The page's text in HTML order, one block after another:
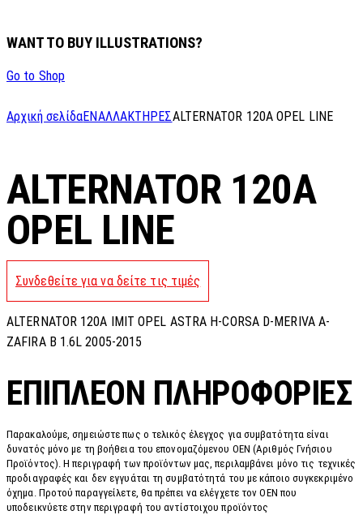
WANT TO BUY ILLUSTRATIONS?
Go to Shop
Αρχική σελίδαΕΝΑΛΛΑΚΤΗΡΕΣALTERNATOR 120A OPEL LINE
ALTERNATOR 120A
OPEL LINE
Συνδεθείτε για να δείτε τις τιμές
ALTERNATOR 120A IMIT OPEL ASTRA H-CORSA D-MERIVA A-
ZAFIRA B 1.6L 2005-2015
ΕΠΙΠΛΈΟΝ ΠΛΗΡΟΦΟΡΊΕΣ
Παρακαλούμε, σημειώστε πως ο τελικός έλεγχος για συμβατότητα είναι
δυνατός μόνο με τη βοήθεια του επονομαζόμενου OEN (Αριθμός Γνήσιου
Προϊόντος). Η περιγραφή των προϊόντων μας, περιλαμβάνει μόνο τις τεχνικές
προδιαγραφές και δεν εγγυάται τη συμβατότητά του με κάποιο συγκεκριμένο
όχημα. Προτού παραγγείλετε, θα πρέπει να ελέγχετε τον OEN που
υποδεικνύετε στην περιγραφή του αντίστοιχου προϊόντος